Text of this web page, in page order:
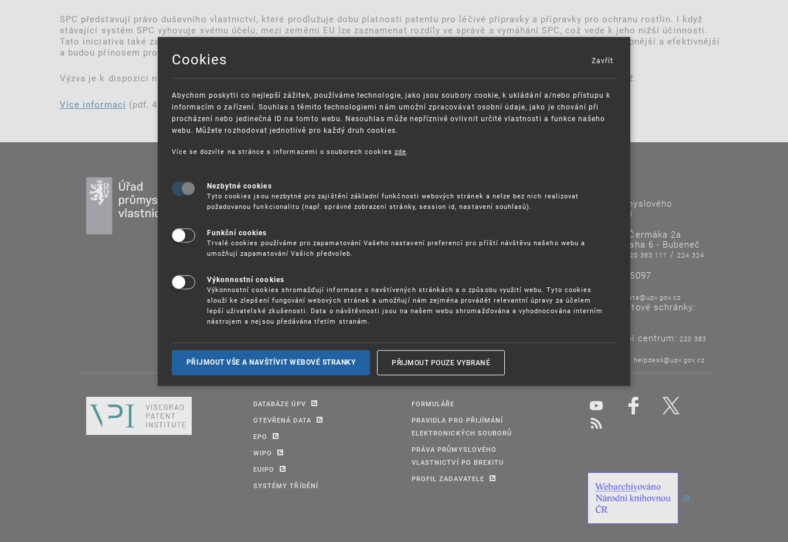
SPC představují právo duševního vlastnictví, které prodlužuje dobu platnosti patentu pro léčivé přípravky a přípravky pro ochranu rostlin. I když
stávající systém SPC vyhovuje svému účelu, mezi zeměmi EU lze zaznamenat rozdíly ve správě a vymáhání SPC, což vede k jeho nižší účinnosti.
Tato iniciativa také zavede jednotné SPC a/nebo jednotný mechanismus udělování národních SPC. Díky tomu budou SPC dostupnější a efektivnější
a budou přínosem pro zdravotnický sektor.
Výzva je k dispozici na portálu Evropské komise Have your say ve 24 úředních jazycích EU a bude otevřenado 5. dubna 2022.
Více informací (pdf, 428 kB)
PROSAZOVÁNÍ PRÁV K
DUŠEVNÍMU VLASTNICTVÍ
UŽITEČNÉ ODKAZY
PUBLIKACE
VZDĚLÁVÁNÍ
SPRÁVA COOKIES
ORGANIZAČNÍ SCHÉMA
Úřad průmyslového
vlastnictví
Antonína Čermáka 2a
160 68 Praha 6 - Bubeneč
220 383 111 /224 324
IČO: 48135097
E-mail:
posta@upv.gov.cz
Adresa datové schránky:
ix6aa38
Informační centrum: 220 383
helpdesk@upv.gov.cz
DATABÁZE ÚPV
OTEVŘENÁ DATA
EPO
WIPO
EUIPO
SYSTÉMY TŘÍDĚNÍ
FORMULÁŘE
PRAVIDLA PRO PŘIJÍMÁNÍ
ELEKTRONICKÝCH SOUBORŮ
PRÁVA PRŮMYSLOVÉHO
VLASTNICTVÍ PO BREXITU
PROFIL ZADAVATELE
Cookies
Abychom poskytli co nejlepší zážitek, používáme technologie, jako jsou soubory cookie, k ukládání a/nebo přístupu k
informacím o zařízení. Souhlas s těmito technologiemi nám umožní zpracovávat osobní údaje, jako je chování při
procházení nebo jedinečná ID na tomto webu. Nesouhlas může nepříznivě ovlivnit určité vlastnosti a funkce našeho
webu. Můžete rozhodovat jednotlivě pro každý druh cookies.
Více se dozvíte na stránce s informacemi o souborech cookies zde.
Nezbytné cookies
Tyto cookies jsou nezbytné pro zajištění základní funkčnosti webových stránek a nelze bez nich realizovat
požadovanou funkcionalitu (např. správné zobrazení stránky, session id, nastavení souhlasů).
Funkční cookies
Trvalé cookies používáme pro zapamatování Vašeho nastavení preferencí pro příští návštěvu našeho webu a
umožňují zapamatování Vašich předvoleb.
Výkonnostní cookies
Výkonnostní cookies shromažďují informace o navštívených stránkách a o způsobu využití webu. Tyto cookies
slouží ke zlepšení fungování webových stránek a umožňují nám zejména provádět relevantní úpravy za účelem
lepší uživatelské zkušenosti. Data o návštěvnosti jsou na našem webu shromažďována a vyhodnocována interním
nástrojem a nejsou předávána třetím stranám.
PŘIJMOUT VŠE A NAVŠTÍVIT WEBOVÉ STRANKY PŘIJMOUT POUZE VYBRANÉ
Zavřít